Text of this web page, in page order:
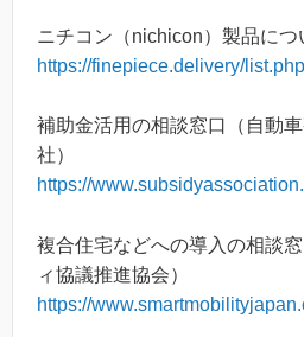
ニチコン（nichicon）製品につ
https://finepiece.delivery/
補助金活用の相談窓口（自動
社）
https://
複合住宅などへの導入の相談
ィ協議推進協会）
https://